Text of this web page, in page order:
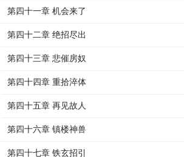
第四十一章 机会来了
第四十二章 绝招尽出
第四十三章 悲催房奴
第四十四章 重拾淬体
第四十五章 再见故人
第四十六章 镇楼神兽
第四十七章 铁玄招引